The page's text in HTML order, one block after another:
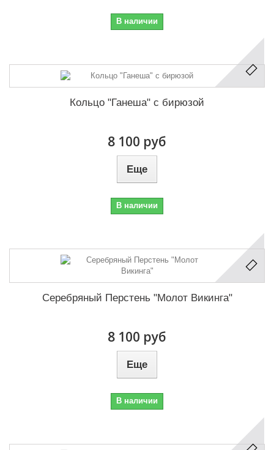
В наличии
Кольцо "Ганеша" с бирюзой
8 100 руб
Еще
В наличии
Серебряный Перстень "Молот Викинга"
8 100 руб
Еще
В наличии